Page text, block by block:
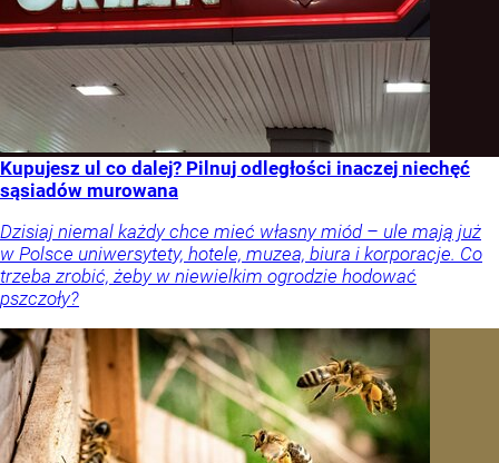
Kupujesz ul co dalej? Pilnuj odległości inaczej niechęć
sąsiadów murowana
Dzisiaj niemal każdy chce mieć własny miód – ule mają już
w Polsce uniwersytety, hotele, muzea, biura i korporacje. Co
trzeba zrobić, żeby w niewielkim ogrodzie hodować
pszczoły?